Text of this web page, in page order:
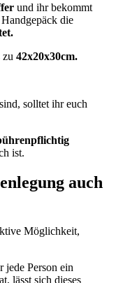
und ihr bekommt
die
zu 42x20x30cm.
sind, solltet ihr euch
ist.
auch
Möglichkeit,
jede Person ein
lässt sich dieses